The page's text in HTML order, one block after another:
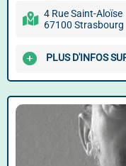
4 Rue Saint-Aloïse
67100 Strasbourg
PLUS D'INFOS